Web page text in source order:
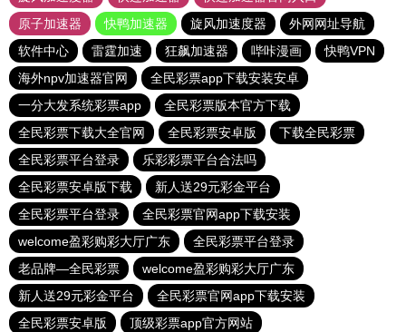
原子加速器
快鸭加速器 旋风加速度器
外网网址导航
软件中心
雷霆加速 狂飙加速器 哔咔漫画
快鸭VPN
海外npv加速器官网
全民彩票app下载安装安卓
一分大发系统彩票app
全民彩票版本官方下载
全民彩票下载大全官网
全民彩票安卓版
下载全民彩票
全民彩票平台登录
乐彩彩票平台合法吗
全民彩票安卓版下载
新人送29元彩金平台
全民彩票平台登录
全民彩票官网app下载安装
welcome盈彩购彩大厅广东
全民彩票平台登录
老品牌—全民彩票
welcome盈彩购彩大厅广东
新人送29元彩金平台
全民彩票官网app下载安装
全民彩票安卓版
顶级彩票app官方网站